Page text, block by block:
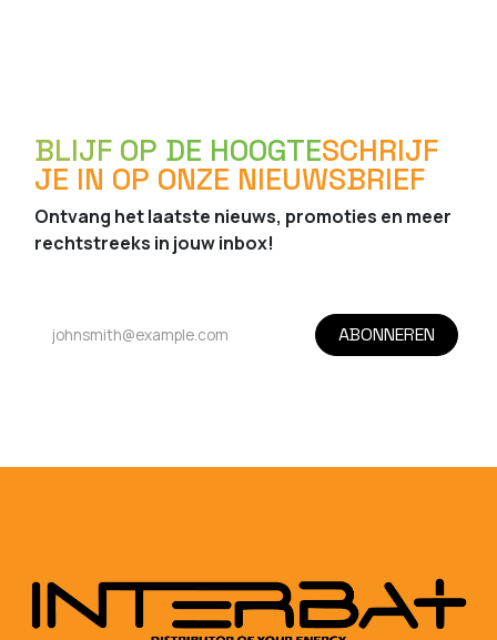
BLIJF OP DE HOOGTESCHRIJF
JE IN OP ONZE NIEUWSBRIEF
Ontvang het laatste nieuws, promoties en meer
rechtstreeks in jouw inbox!
ABONNEREN